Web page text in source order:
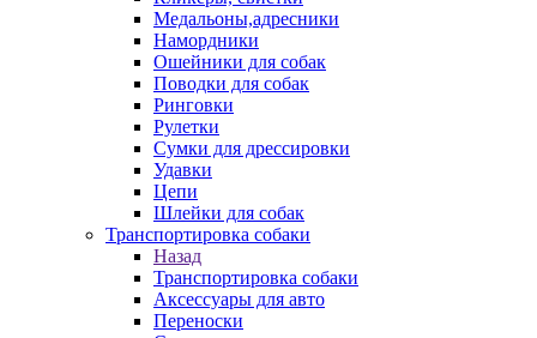
Медальоны,адресники
Намордники
Ошейники для собак
Поводки для собак
Ринговки
Рулетки
Сумки для дрессировки
Удавки
Цепи
Шлейки для собак
Транспортировка собаки
Назад
Транспортировка собаки
Аксессуары для авто
Переноски